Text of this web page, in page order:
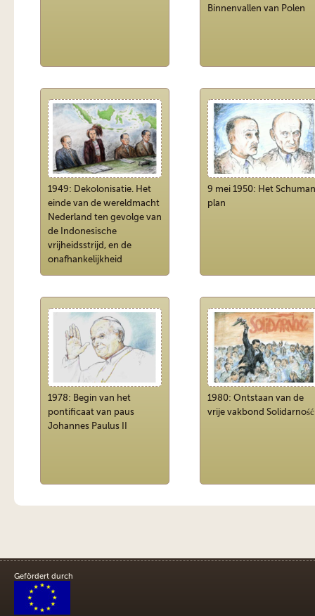
Binnenvallen van Polen
1949: Dekolonisatie. Het
einde van de wereldmacht
Nederland ten gevolge van
de Indonesische
vrijheidsstrijd, en de
onafhankelijkheid
9 mei 1950: Het
plan
1978: Begin van het
pontificaat van paus
Johannes Paulus II
1980: Ontstaan van de
vrije vakbond Solidarność
Gefördert durch